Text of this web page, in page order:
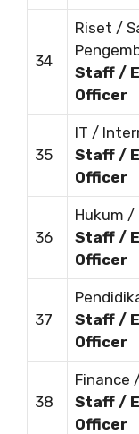
34
Riset /
Staff /
Officer
35
IT /
Staff /
Officer
36
Hukum /
Staff /
Officer
37
Staff /
Officer
38
Finance
Staff /
Officer